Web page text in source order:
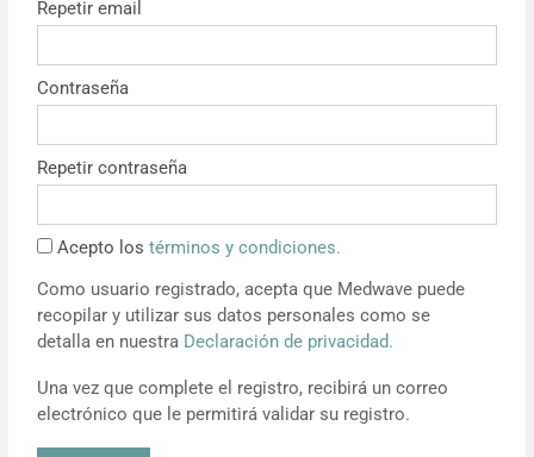
Noticias
Repetir email
Contraseña
Repetir contraseña
Acepto los términos y condiciones.
Como usuario registrado, acepta que Medwave puede
recopilar y utilizar sus datos personales como se
detalla en nuestra Declaración de privacidad.
Una vez que complete el registro, recibirá un correo
electrónico que le permitirá validar su registro.